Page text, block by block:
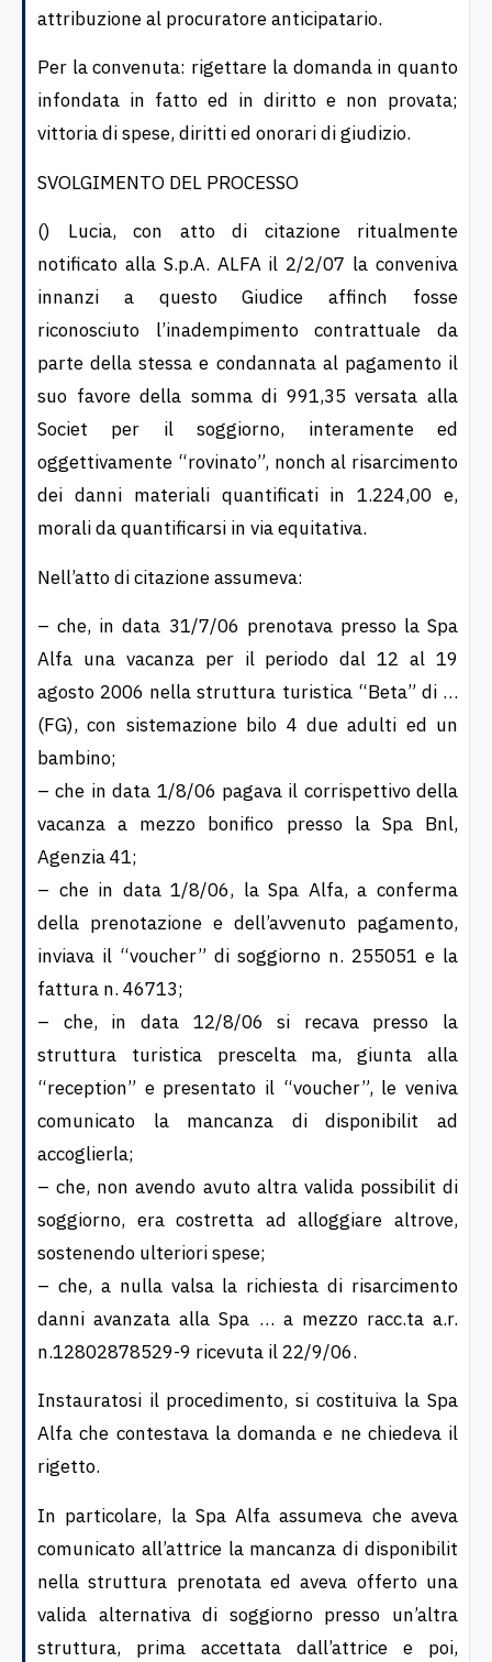
attribuzione al procuratore anticipatario.
Per la convenuta: rigettare la domanda in quanto
infondata in fatto ed in diritto e non provata;
vittoria di spese, diritti ed onorari di giudizio.
SVOLGIMENTO DEL PROCESSO
() Lucia, con atto di citazione ritualmente
notificato alla S.p.A. ALFA il 2/2/07 la conveniva
innanzi a questo Giudice affinch fosse
riconosciuto l’inadempimento contrattuale da
parte della stessa e condannata al pagamento il
suo favore della somma di 991,35 versata alla
Societ per il soggiorno, interamente ed
oggettivamente “rovinato”, nonch al risarcimento
dei danni materiali quantificati in 1.224,00 e,
morali da quantificarsi in via equitativa.
Nell’atto di citazione assumeva:
– che, in data 31/7/06 prenotava presso la Spa
Alfa una vacanza per il periodo dal 12 al 19
agosto 2006 nella struttura turistica “Beta” di …
(FG), con sistemazione bilo 4 due adulti ed un
bambino;
– che in data 1/8/06 pagava il corrispettivo della
vacanza a mezzo bonifico presso la Spa Bnl,
Agenzia 41;
– che in data 1/8/06, la Spa Alfa, a conferma
della prenotazione e dell’avvenuto pagamento,
inviava il “voucher” di soggiorno n. 255051 e la
fattura n. 46713;
– che, in data 12/8/06 si recava presso la
struttura turistica prescelta ma, giunta alla
“reception” e presentato il “voucher”, le veniva
comunicato la mancanza di disponibilit ad
accoglierla;
– che, non avendo avuto altra valida possibilit di
soggiorno, era costretta ad alloggiare altrove,
sostenendo ulteriori spese;
– che, a nulla valsa la richiesta di risarcimento
danni avanzata alla Spa … a mezzo racc.ta a.r.
n.12802878529-9 ricevuta il 22/9/06.
Instauratosi il procedimento, si costituiva la Spa
Alfa che contestava la domanda e ne chiedeva il
rigetto.
In particolare, la Spa Alfa assumeva che aveva
comunicato all’attrice la mancanza di disponibilit
nella struttura prenotata ed aveva offerto una
valida alternativa di soggiorno presso un’altra
struttura, prima accettata dall’attrice e poi,